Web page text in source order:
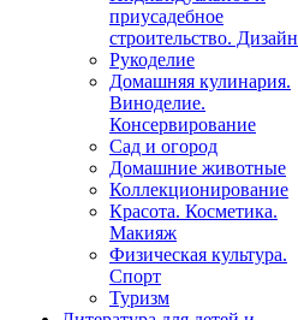
приусадебное
строительство. Дизайн
Рукоделие
Домашняя кулинария.
Виноделие.
Консервирование
Сад и огород
Домашние животные
Коллекционирование
Красота. Косметика.
Макияж
Физическая культура.
Спорт
Туризм